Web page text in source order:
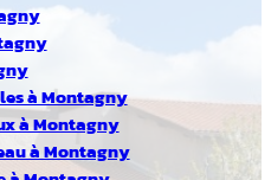
à Montagny
à Montagny
à Montagny